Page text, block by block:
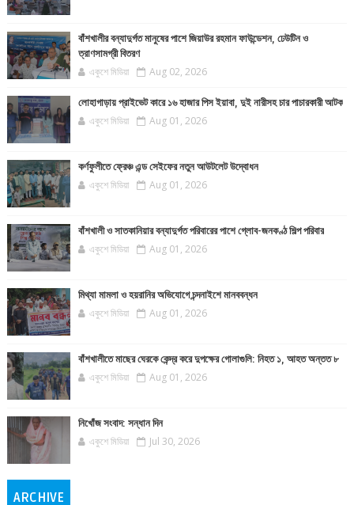
বাঁশখালীর বন্যাদুর্গত মানুষের পাশে জিয়াউর রহমান ফাউন্ডেশন, ঢেউটিন ও
ত্রাণসামগ্রী বিতরণ
একুশে মিডিয়া Aug 02, 2026
লোহাগাড়ায় প্রাইভেট কারে ১৬ হাজার পিস ইয়াবা, দুই নারীসহ চার পাচারকারী আটক
একুশে মিডিয়া Aug 01, 2026
কর্ণফুলীতে ফ্রেঞ্চ এন্ড সেইফের নতুন আউটলেট উদ্বোধন
একুশে মিডিয়া Aug 01, 2026
বাঁশখালী ও সাতকানিয়ার বন্যাদুর্গত পরিবারের পাশে গ্লোব-জনকণ্ঠ শিল্প পরিবার
একুশে মিডিয়া Aug 01, 2026
মিথ্যা মামলা ও হয়রানির অভিযোগে চন্দনাইশে মানববন্ধন
একুশে মিডিয়া Aug 01, 2026
বাঁশখালীতে মাছের ঘেরকে কেন্দ্র করে দুপক্ষের গোলাগুলি: নিহত ১, আহত অন্তত ৮
একুশে মিডিয়া Aug 01, 2026
নিখোঁজ সংবাদ: সন্ধান দিন
একুশে মিডিয়া Jul 30, 2026
ARCHIVE